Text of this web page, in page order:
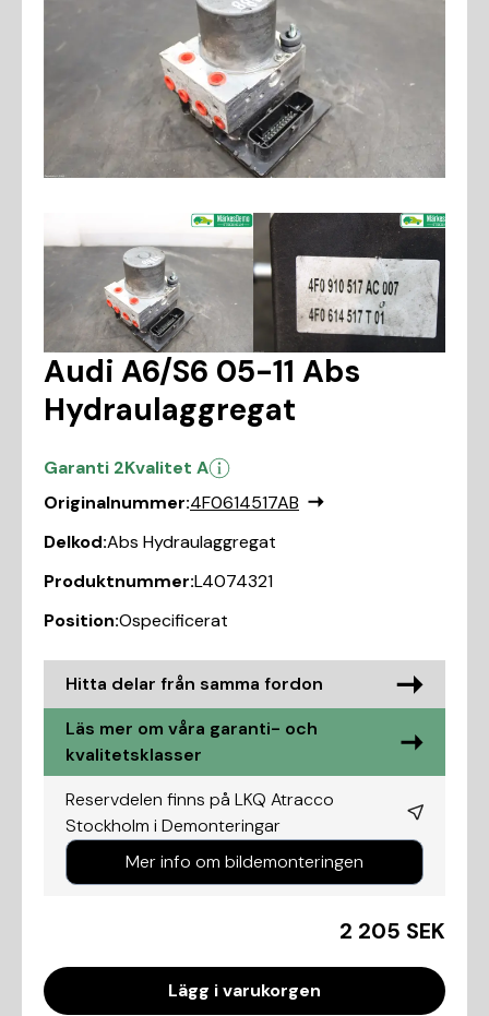
Audi A6/S6 05-11 Abs
Hydraulaggregat
Garanti 2Kvalitet A
Originalnummer:4F0614517AB
Delkod:Abs Hydraulaggregat
Produktnummer:L4074321
Position:Ospecificerat
Hitta delar från samma fordon
Läs mer om våra garanti- och
kvalitetsklasser
Reservdelen finns på LKQ Atracco
Stockholm i Demonteringar
Mer info om bildemonteringen
2 205 SEK
Lägg i varukorgen